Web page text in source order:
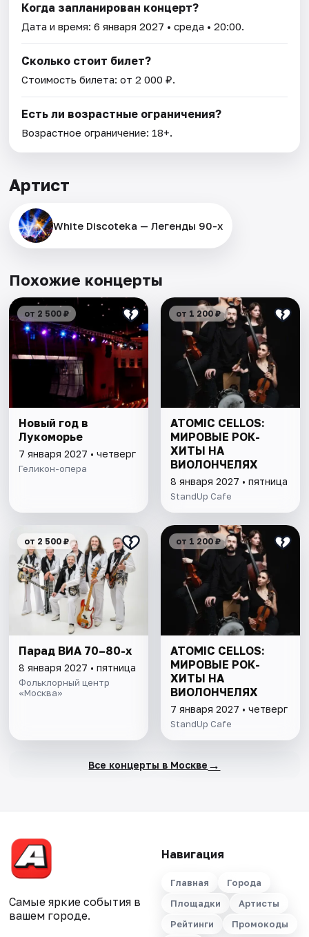
Когда запланирован концерт?
Дата и время:6 января 2027 • среда • 20:00.
Сколько стоит билет?
Стоимость билета: от 2 000 ₽.
Есть ли возрастные ограничения?
Возрастное ограничение: 18+.
Артист
White Discoteka — Легенды 90-х
Похожие концерты
от 2 500 ₽
Новый год в
Лукоморье
7 января 2027 • четверг
Геликон-опера
от 1 200 ₽
ATOMIC CELLOS:
МИРОВЫЕ РОК-
ХИТЫ НА
ВИОЛОНЧЕЛЯХ
8 января 2027 • пятница
StandUp Cafe
от 2 500 ₽
Парад ВИА 70–80-х
8 января 2027 • пятница
Фольклорный центр
«Москва»
от 1 200 ₽
ATOMIC CELLOS:
МИРОВЫЕ РОК-
ХИТЫ НА
ВИОЛОНЧЕЛЯХ
7 января 2027 • четверг
StandUp Cafe
Все концерты в Москве →
Самые яркие события в
вашем городе.
Навигация
Главная
Города
Площадки
Артисты
Рейтинги
Промокоды